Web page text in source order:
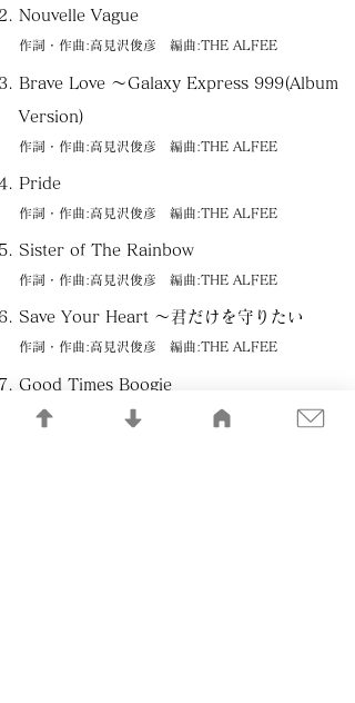
Nouvelle Vague
作詞・作曲:高見沢俊彦 編曲:THE ALFEE
Brave Love ～Galaxy Express 999(Album
Version)
作詞・作曲:高見沢俊彦 編曲:THE ALFEE
Pride
作詞・作曲:高見沢俊彦 編曲:THE ALFEE
Sister of The Rainbow
作詞・作曲:高見沢俊彦 編曲:THE ALFEE
Save Your Heart ～君だけを守りたい
作詞・作曲:高見沢俊彦 編曲:THE ALFEE
Good Times Boogie
作詞・作曲:高見沢俊彦 編曲:THE ALFEE